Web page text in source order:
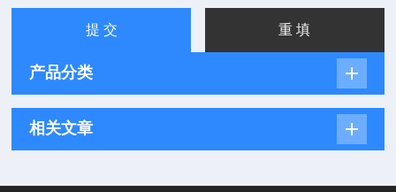
产品分类
相关文章